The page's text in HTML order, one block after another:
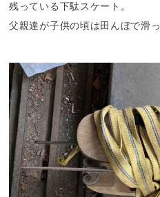
残っている下駄スケート。
父親達が子供の頃は田んぼで滑